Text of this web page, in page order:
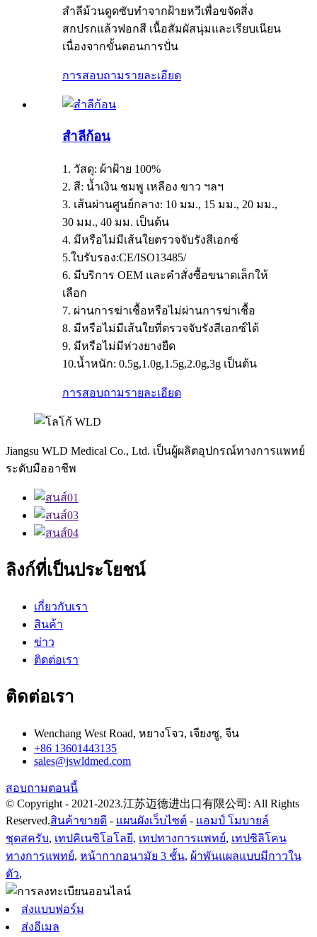
สำลีม้วนดูดซับทำจากฝ้ายหวีเพื่อขจัดสิ่ง
สกปรกแล้วฟอกสี เนื้อสัมผัสนุ่มและเรียบเนียน
เนื่องจากขั้นตอนการปั่น
การสอบถามรายละเอียด
สำลีก้อน
1. วัสดุ: ผ้าฝ้าย 100%
2. สี: น้ำเงิน ชมพู เหลือง ขาว ฯลฯ
3. เส้นผ่านศูนย์กลาง: 10 มม., 15 มม., 20 มม.,
30 มม., 40 มม. เป็นต้น
4. มีหรือไม่มีเส้นใยตรวจจับรังสีเอกซ์
5.ใบรับรอง:CE/ISO13485/
6. มีบริการ OEM และคำสั่งซื้อขนาดเล็กให้
เลือก
7. ผ่านการฆ่าเชื้อหรือไม่ผ่านการฆ่าเชื้อ
8. มีหรือไม่มีเส้นใยที่ตรวจจับรังสีเอกซ์ได้
9. มีหรือไม่มีห่วงยางยืด
10.น้ำหนัก: 0.5g,1.0g,1.5g,2.0g,3g เป็นต้น
การสอบถามรายละเอียด
Jiangsu WLD Medical Co., Ltd. เป็นผู้ผลิตอุปกรณ์ทางการแพทย์
ระดับมืออาชีพ
ลิงก์ที่เป็นประโยชน์
เกี่ยวกับเรา
สินค้า
ข่าว
ติดต่อเรา
ติดต่อเรา
Wenchang West Road, หยางโจว, เจียงซู, จีน
+86 13601443135
sales@jswldmed.com
สอบถามตอนนี้
© Copyright - 2021-2023.江苏迈德进出口有限公司: All Rights
Reserved.สินค้าขายดี - แผนผังเว็บไซต์ - แอมป์ โมบายล์
ชุดสครับ, เทปคิเนซิโอโลยี, เทปทางการแพทย์, เทปซิลิโคน
ทางการแพทย์, หน้ากากอนามัย 3 ชั้น, ผ้าพันแผลแบบมีกาวใน
ตัว,
ส่งแบบฟอร์ม
ส่งอีเมล